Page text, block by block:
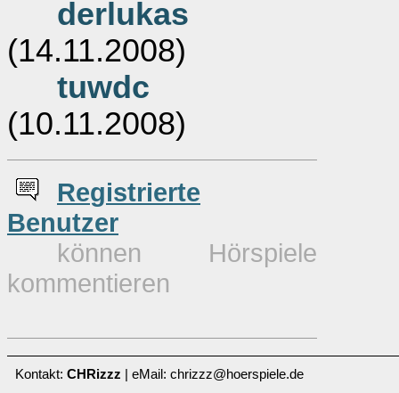
derlukas
(14.11.2008)
tuwdc
(10.11.2008)
Registrierte
Benutzer
können Hörspiele
kommentieren
Kontakt: CHRizzz | eMail: chrizzz@hoerspiele.de